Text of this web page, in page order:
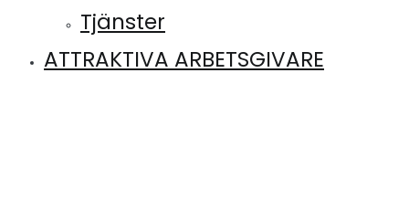
Tjänster
ATTRAKTIVA ARBETSGIVARE